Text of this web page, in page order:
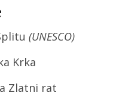
(UNESCO)
Krka
Zlatni rat